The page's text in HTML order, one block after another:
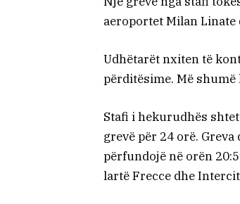
aeroportet Milan Linate
Udhëtarët nxiten të
përditësime. Më
Stafi i hekurudhës
grevë për 24 orë.
përfundojë në orën
lartë Frecce dhe